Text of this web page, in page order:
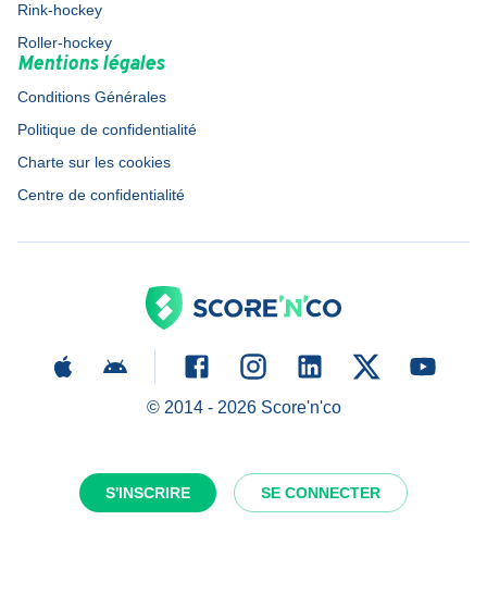
S'INSCRIRE SE CONNECTER
Rink-hockey
Roller-hockey
Mentions légales
Conditions Générales
Politique de confidentialité
Charte sur les cookies
Centre de confidentialité
© 2014 - 2026Score'n'co